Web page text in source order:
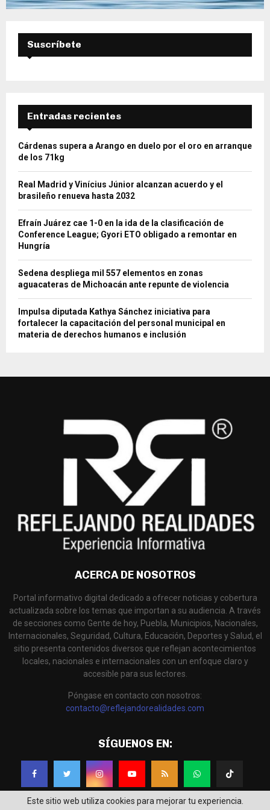
Suscríbete
Entradas recientes
Cárdenas supera a Arango en duelo por el oro en arranque
de los 71kg
Real Madrid y Vinícius Júnior alcanzan acuerdo y el
brasileño renueva hasta 2032
Efraín Juárez cae 1-0 en la ida de la clasificación de
Conference League; Gyori ETO obligado a remontar en
Hungría
Sedena despliega mil 557 elementos en zonas
aguacateras de Michoacán ante repunte de violencia
Impulsa diputada Kathya Sánchez iniciativa para
fortalecer la capacitación del personal municipal en
materia de derechos humanos e inclusión
ACERCA DE NOSOTROS
Portal informativo digital dedicado a ofrecer noticias y cobertura
actualizada sobre los temas que importan a su audiencia. A través
de secciones como Gente de hoy, Puebla, Municipios, Nacionales,
Internacionales, Seguridad, Cultura, Educación, Deportes y Salud, el
sitio presenta contenidos diversos que reflejan acontecimientos
locales, nacionales e internacionales con un enfoque claro y
accesible para sus lectores.
Póngase en contacto con nosotros:
contacto@reflejandorealidades.com
SÍGUENOS EN:
Este sitio web utiliza cookies para mejorar tu experiencia.